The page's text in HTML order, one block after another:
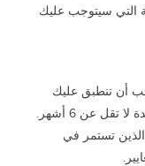
التي سيتوجب عليك
أن تنطبق عليك
معايير الحد الأدنى للأجور والحساب البنكي لمدة لا تقل عن 6 أشهر.
تستمر في